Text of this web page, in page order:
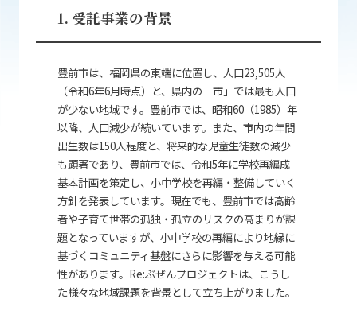
1. 受託事業の背景
豊前市は、福岡県の東端に位置し、人口23,505人
（令和6年6月時点）と、県内の「市」では最も人口
が少ない地域です。豊前市では、昭和60（1985）年
以降、人口減少が続いています。また、市内の年間
出生数は150人程度と、将来的な児童生徒数の減少
も顕著であり、豊前市では、令和5年に学校再編成
基本計画を策定し、小中学校を再編・整備していく
方針を発表しています。現在でも、豊前市では高齢
者や子育て世帯の孤独・孤立のリスクの高まりが課
題となっていますが、小中学校の再編により地縁に
基づくコミュニティ基盤にさらに影響を与える可能
性があります。Re:ぶぜんプロジェクトは、こうし
た様々な地域課題を背景として立ち上がりました。